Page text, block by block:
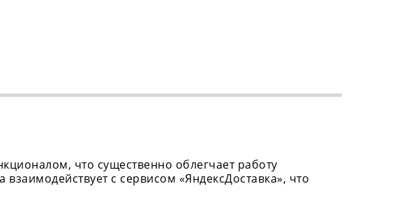
что существенно облегчает работу
с сервисом «ЯндексДоставка», что